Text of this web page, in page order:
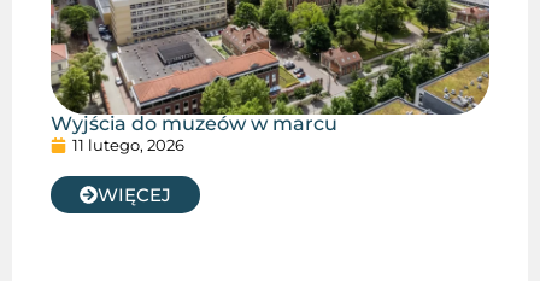
Wyjścia do muzeów w marcu
11 lutego, 2026
WIĘCEJ